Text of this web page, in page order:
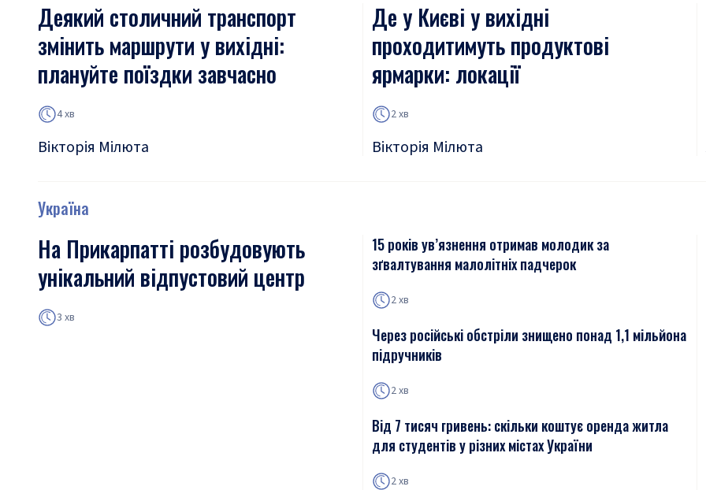
Деякий столичний транспорт
змінить маршрути у вихідні:
плануйте поїздки завчасно
4 хв
Вікторія Мілюта
Де у Києві у вихідні
проходитимуть продуктові
ярмарки: локації
2 хв
Вікторія Мілюта
Україна
На Прикарпатті розбудовують
унікальний відпустовий центр
3 хв
15 років ув’язнення отримав молодик за
зґвалтування малолітніх падчерок
2 хв
Через російські обстріли знищено понад 1,1 мільйона
підручників
2 хв
Від 7 тисяч гривень: скільки коштує оренда житла
для студентів у різних містах України
2 хв